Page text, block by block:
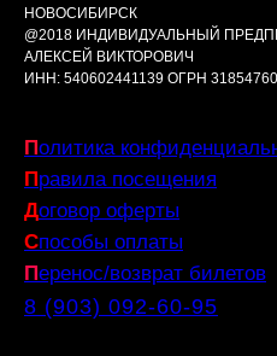
НОВОСИБИРСК
@2018 ИНДИВИДУАЛЬНЫЙ
АЛЕКСЕЙ ВИКТОРОВИЧ
ИНН: 540602441139 ОГРН
Политика
Правила посещения
Договор оферты
Способы оплаты
Перенос/возврат билетов
8 (903) 092-60-95